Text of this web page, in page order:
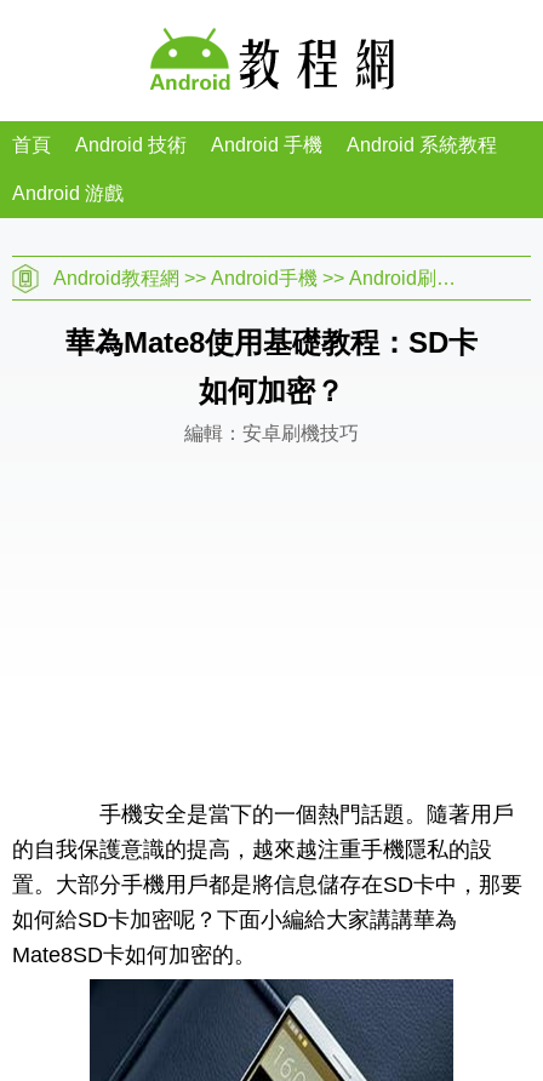
首頁 Android 技術 Android 手機 Android 系統教程
Android 游戲
Android教程網 >> Android手機 >> Android刷機教程
華為Mate8使用基礎教程：SD卡
如何加密？
編輯：安卓刷機技巧
手機安全是當下的一個熱門話題。隨著用戶
的自我保護意識的提高，越來越注重手機隱私的設
置。大部分手機用戶都是將信息儲存在SD卡中，那要
如何給SD卡加密呢？下面小編給大家講講華為
Mate8SD卡如何加密的。